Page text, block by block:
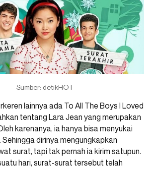
Sumber: detikHOT
lainnya ada To All The Boys I Loved
tentang Lara Jean yang merupakan
karenanya, ia hanya bisa menyukai
Sehingga dirinya mengungkapkan
surat, tapi tak pernah ia kirim satupun.
hari, surat-surat tersebut telah